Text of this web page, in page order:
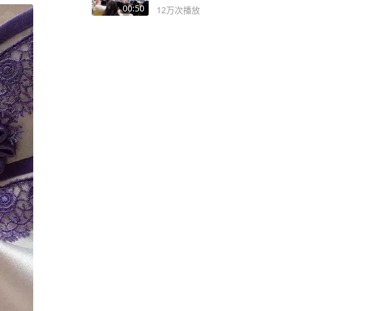
00:50 12万次播放